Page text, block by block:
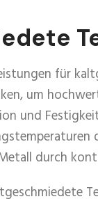
für
um
und
durch